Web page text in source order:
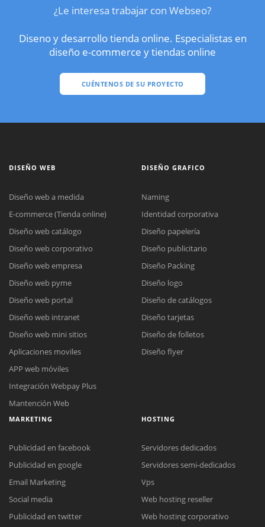
¿Le interesa trabajar con Webseo?
Diseno y desarrollo tienda online. Especialistas en
diseño e-commerce y tiendas online
CUÉNTENOS DE SU PROYECTO
DISEÑO WEB
Diseño web a medida
E-commerce (Tienda online)
Diseño web catálogo
Diseño web corporativo
Diseño web empresa
Diseño web pyme
Diseño web portal
Diseño web intranet
Diseño web mini sitios
Aplicaciones moviles
APP web móviles
Integración Webpay Plus
Mantención Web
DISEÑO GRAFICO
Naming
Identidad corporativa
Diseño papelería
Diseño publicitario
Diseño Packing
Diseño logo
Diseño de catálogos
Diseño tarjetas
Diseño de folletos
Diseño flyer
MARKETING
Publicidad en facebook
Publicidad en google
Email Marketing
Social media
Publicidad en twitter
HOSTING
Servidores dedicados
Servidores semi-dedicados
Vps
Web hosting reseller
Web hosting corporativo